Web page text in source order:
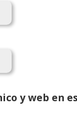
y web en